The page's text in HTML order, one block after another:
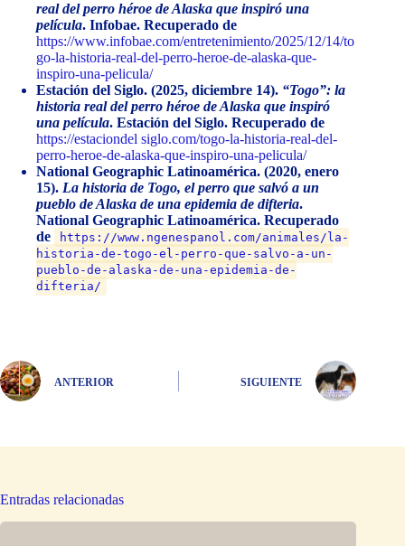
real del perro héroe de Alaska que inspiró una
película. Infobae. Recuperado de
https://www.infobae.com/entretenimiento/2025/12/14/to
go-la-historia-real-del-perro-heroe-de-alaska-que-
inspiro-una-pelicula/
Estación del Siglo. (2025, diciembre 14). “Togo”: la
historia real del perro héroe de Alaska que inspiró
una película. Estación del Siglo. Recuperado de
https://estaciondel siglo.com/togo-la-historia-real-del-
perro-heroe-de-alaska-que-inspiro-una-pelicula/
National Geographic Latinoamérica. (2020, enero
15). La historia de Togo, el perro que salvó a un
pueblo de Alaska de una epidemia de difteria.
National Geographic Latinoamérica. Recuperado
de
https://www.ngenespanol.com/animales/la-
historia-de-togo-el-perro-que-salvo-a-un-
pueblo-de-alaska-de-una-epidemia-de-
difteria/
ANTERIOR SIGUIENTE
Entradas relacionadas